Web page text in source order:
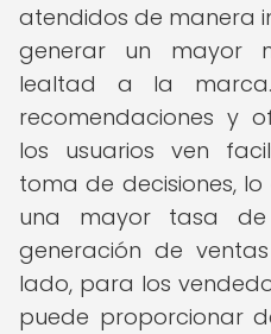
atendidos de manera
generar un mayor
lealtad a la
recomendaciones y
los usuarios ven
toma de decisiones,
una mayor tasa
generación de
lado, para los
puede proporcionar